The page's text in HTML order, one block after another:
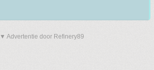
▼ Advertentie door Refinery89